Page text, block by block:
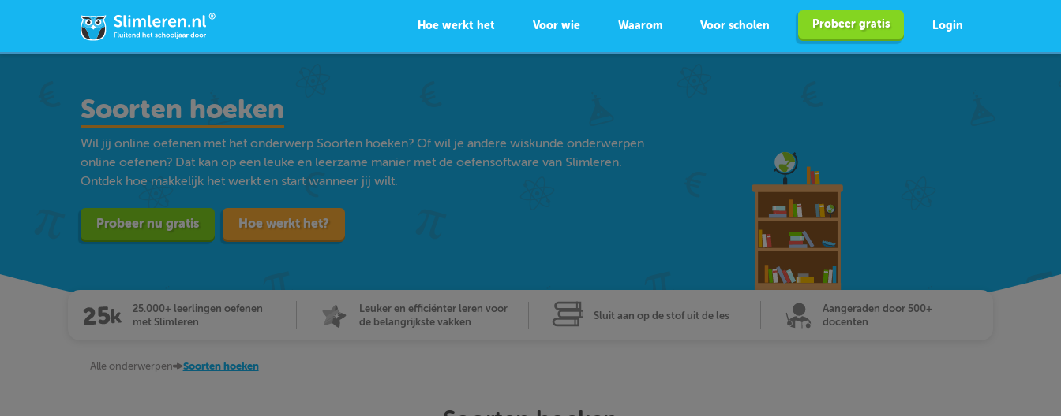
Hoe werkt het Voor wie Waarom Voor scholen Probeer gratis Login
Soorten hoeken
Wil jij online oefenen met het onderwerp Soorten hoeken? Of wil je andere wiskunde onderwerpen
online oefenen? Dat kan op een leuke en leerzame manier met de oefensoftware van Slimleren.
Ontdek hoe makkelijk het werkt en start wanneer jij wilt.
Probeer nu gratis Hoe werkt het?
25.000+ leerlingen oefenen
met Slimleren
Leuker en efficiënter leren voor
de belangrijkste vakken
Sluit aan op de stof uit de les
Aangeraden door 500+
docenten
Alle onderwerpen Soorten hoeken